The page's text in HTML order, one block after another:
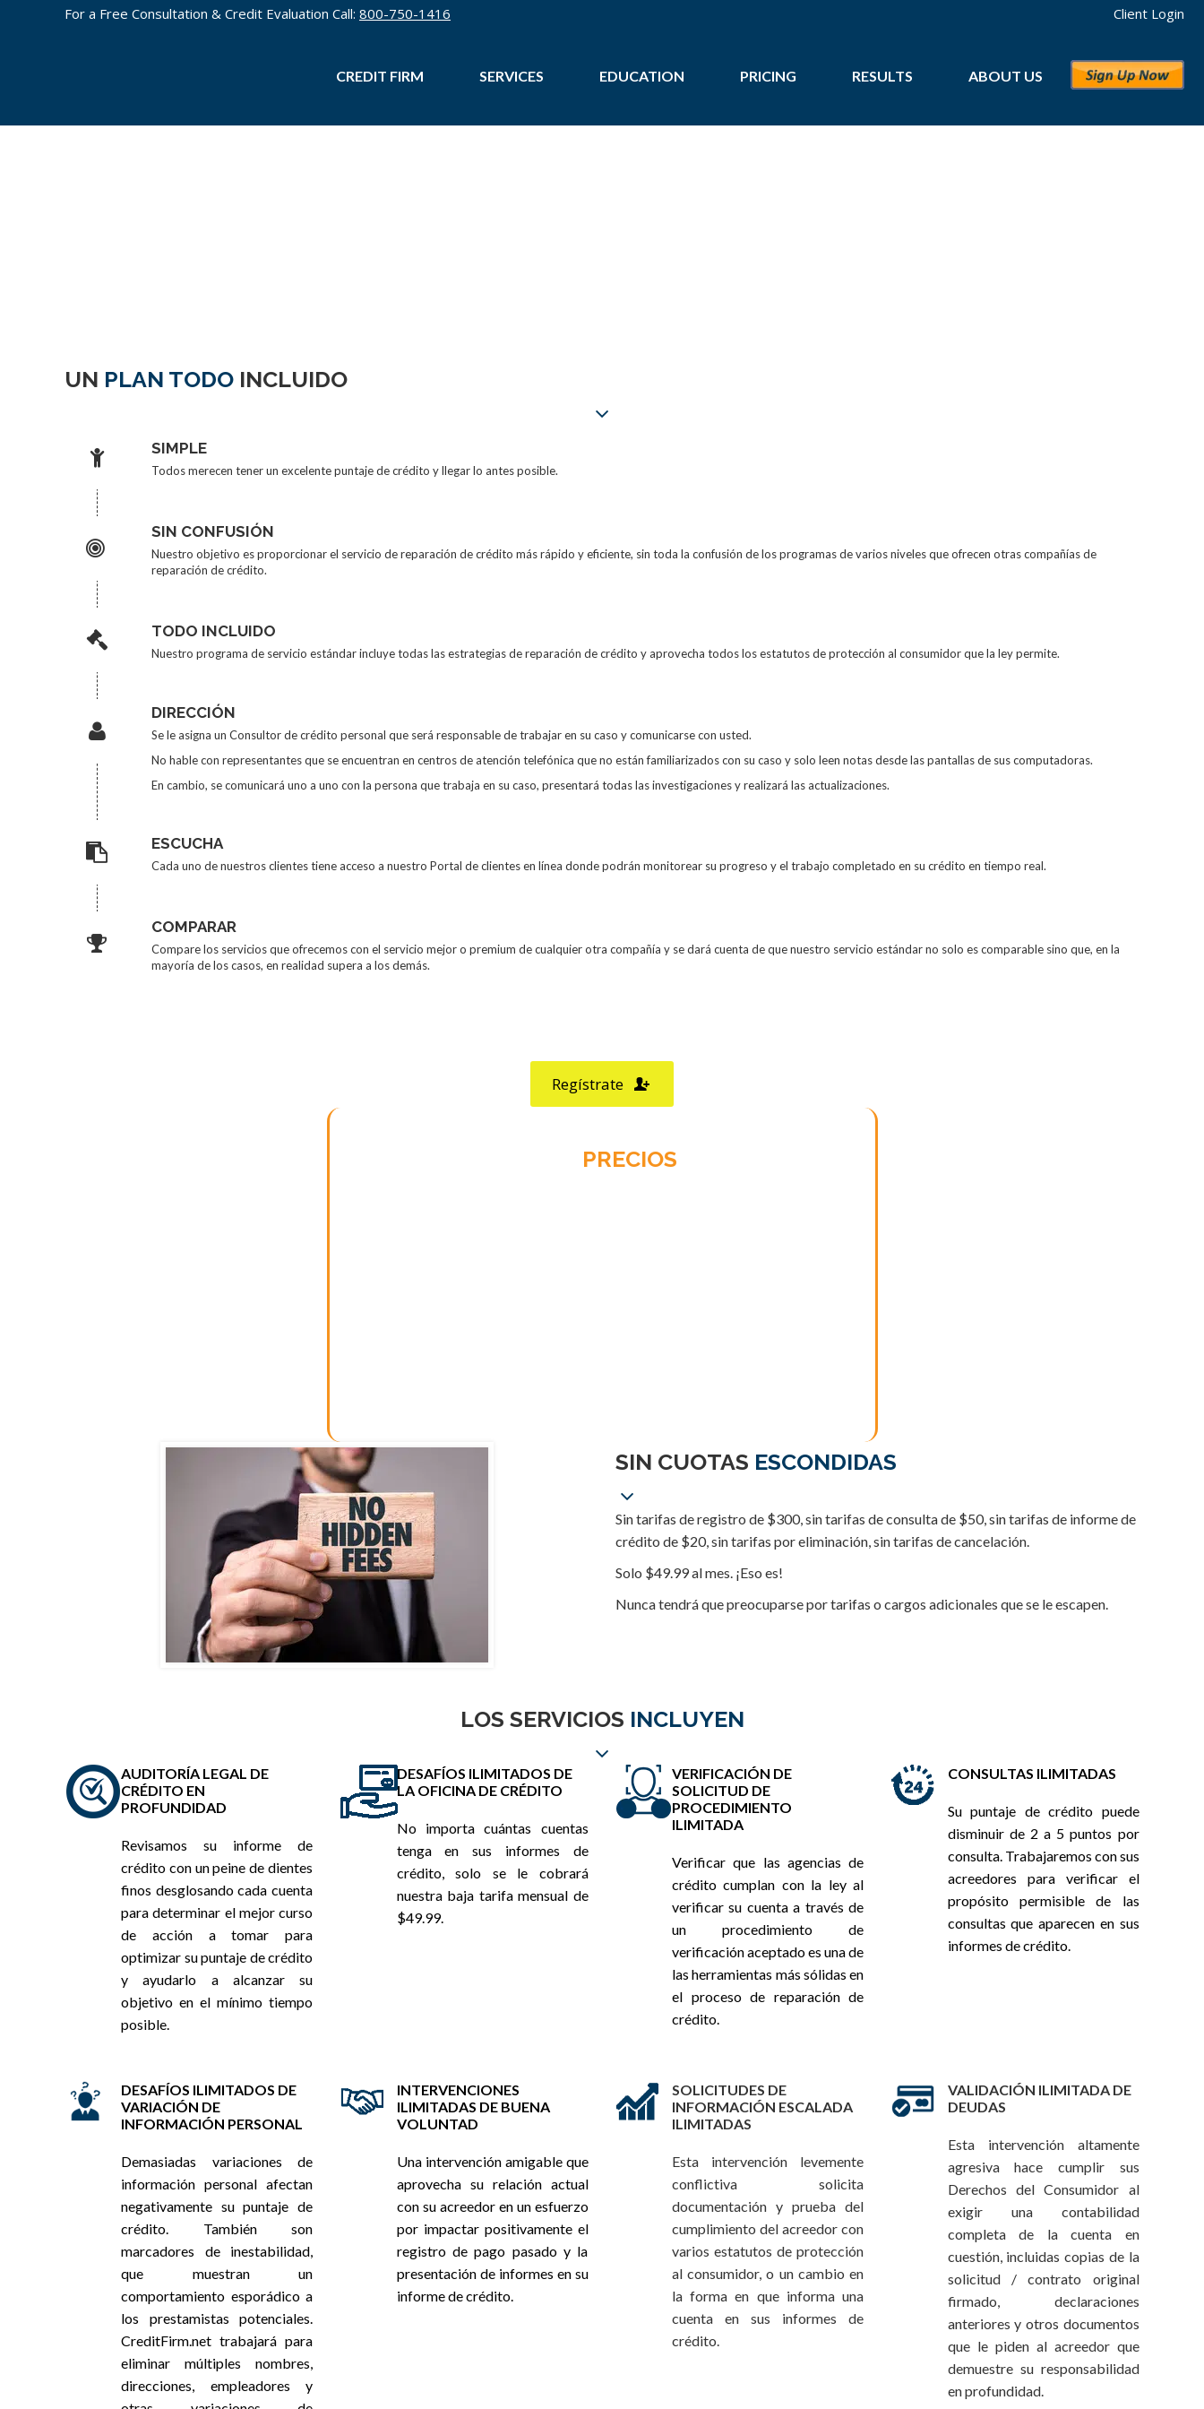
For a Free Consultation & Credit Evaluation Call: 800-750-1416 Client Login
CREDIT FIRM SERVICES EDUCATION PRICING RESULTS ABOUT US
UN PLAN TODO INCLUIDO
SIMPLE
Todos merecen tener un excelente puntaje de crédito y llegar lo antes posible.
SIN CONFUSIÓN
Nuestro objetivo es proporcionar el servicio de reparación de crédito más rápido y eficiente, sin toda la confusión de los programas de varios niveles que ofrecen otras compañías de
reparación de crédito.
TODO INCLUIDO
Nuestro programa de servicio estándar incluye todas las estrategias de reparación de crédito y aprovecha todos los estatutos de protección al consumidor que la ley permite.
DIRECCIÓN
Se le asigna un Consultor de crédito personal que será responsable de trabajar en su caso y comunicarse con usted.
No hable con representantes que se encuentran en centros de atención telefónica que no están familiarizados con su caso y solo leen notas desde las pantallas de sus computadoras.
En cambio, se comunicará uno a uno con la persona que trabaja en su caso, presentará todas las investigaciones y realizará las actualizaciones.
ESCUCHA
Cada uno de nuestros clientes tiene acceso a nuestro Portal de clientes en línea donde podrán monitorear su progreso y el trabajo completado en su crédito en tiempo real.
COMPARAR
Compare los servicios que ofrecemos con el servicio mejor o premium de cualquier otra compañía y se dará cuenta de que nuestro servicio estándar no solo es comparable sino que, en la
mayoría de los casos, en realidad supera a los demás.
Regístrate
PRECIOS
SIN CUOTAS ESCONDIDAS
Sin tarifas de registro de $300, sin tarifas de consulta de $50, sin tarifas de informe de
crédito de $20, sin tarifas por eliminación, sin tarifas de cancelación.
Solo $49.99 al mes. ¡Eso es!
Nunca tendrá que preocuparse por tarifas o cargos adicionales que se le escapen.
LOS SERVICIOS INCLUYEN
AUDITORÍA LEGAL DE
CRÉDITO EN
PROFUNDIDAD
Revisamos su informe de
crédito con un peine de dientes
finos desglosando cada cuenta
para determinar el mejor curso
de acción a tomar para
optimizar su puntaje de crédito
y ayudarlo a alcanzar su
objetivo en el mínimo tiempo
posible.
DESAFÍOS ILIMITADOS DE
LA OFICINA DE CRÉDITO
No importa cuántas cuentas
tenga en sus informes de
crédito, solo se le cobrará
nuestra baja tarifa mensual de
$49.99.
VERIFICACIÓN DE
SOLICITUD DE
PROCEDIMIENTO
ILIMITADA
Verificar que las agencias de
crédito cumplan con la ley al
verificar su cuenta a través de
un procedimiento de
verificación aceptado es una de
las herramientas más sólidas en
el proceso de reparación de
crédito.
CONSULTAS ILIMITADAS
Su puntaje de crédito puede
disminuir de 2 a 5 puntos por
consulta. Trabajaremos con sus
acreedores para verificar el
propósito permisible de las
consultas que aparecen en sus
informes de crédito.
DESAFÍOS ILIMITADOS DE
VARIACIÓN DE
INFORMACIÓN PERSONAL
Demasiadas variaciones de
información personal afectan
negativamente su puntaje de
crédito. También son
marcadores de inestabilidad,
que muestran un
comportamiento esporádico a
los prestamistas potenciales.
CreditFirm.net trabajará para
eliminar múltiples nombres,
direcciones, empleadores y
INTERVENCIONES
ILIMITADAS DE BUENA
VOLUNTAD
Una intervención amigable que
aprovecha su relación actual
con su acreedor en un esfuerzo
por impactar positivamente el
registro de pago pasado y la
presentación de informes en su
informe de crédito.
SOLICITUDES DE
INFORMACIÓN ESCALADA
ILIMITADAS
Esta intervención levemente
conflictiva solicita
documentación y prueba del
cumplimiento del acreedor con
varios estatutos de protección
al consumidor, o un cambio en
la forma en que informa una
cuenta en sus informes de
crédito.
VALIDACIÓN ILIMITADA DE
DEUDAS
Esta intervención altamente
agresiva hace cumplir sus
Derechos del Consumidor al
exigir una contabilidad
completa de la cuenta en
cuestión, incluidas copias de la
solicitud / contrato original
firmado, declaraciones
anteriores y otros documentos
que le piden al acreedor que
demuestre su responsabilidad
en profundidad.